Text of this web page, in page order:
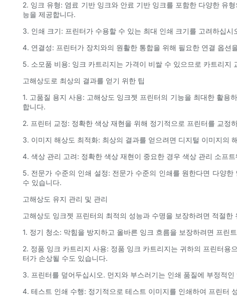
2. 잉크 유형: 염료 기반 잉크와 안료 기반 잉크를 포함한 다양한 유
능을 제공합니다.
3. 인쇄 크기: 프린터가 수용할 수 있는 최대 인쇄 크기를 고려하십
4. 연결성: 프린터가 장치와의 원활한 통합을 위해 필요한 연결 옵
5. 소모품 비용: 잉크 카트리지는 가격이 비쌀 수 있으므로 카트리
고해상도로 최상의 결과를 얻기 위한 팁
1. 고품질 용지 사용: 고해상도 잉크젯 프린터의 기능을 최대한 활
합니다.
2. 프린터 교정: 정확한 색상 재현을 위해 정기적으로 프린터를 교
3. 이미지 해상도 최적화: 최상의 결과를 얻으려면 디지털 이미지의
4. 색상 관리 고려: 정확한 색상 재현이 중요한 경우 색상 관리 소프
5. 전문가 수준의 인쇄 설정: 전문가 수준의 인쇄를 원한다면 다양
수 있습니다.
고해상도 유지 관리 및 관리
고해상도 잉크젯 프린터의 최적의 성능과 수명을 보장하려면 적절한
1. 정기 청소: 막힘을 방지하고 올바른 잉크 흐름을 보장하려면 프
2. 정품 잉크 카트리지 사용: 정품 잉크 카트리지는 귀하의 프린터
터가 손상될 수도 있습니다.
3. 프린터를 덮어두십시오. 먼지와 부스러기는 인쇄 품질에 부정적
4. 테스트 인쇄 수행: 정기적으로 테스트 이미지를 인쇄하여 프린터